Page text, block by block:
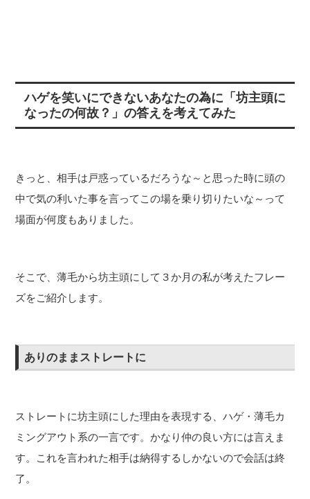
ハゲを笑いにできないあなたの為に「坊主頭に
なったの何故？」の答えを考えてみた
きっと、相手は戸惑っているだろうな～と思った時に頭の
中で気の利いた事を言ってこの場を乗り切りたいな～って
場面が何度もありました。
そこで、薄毛から坊主頭にして３か月の私が考えたフレー
ズをご紹介します。
ありのままストレートに
ストレートに坊主頭にした理由を表現する、ハゲ・薄毛カ
ミングアウト系の一言です。かなり仲の良い方には言えま
す。これを言われた相手は納得するしかないので会話は終
了。